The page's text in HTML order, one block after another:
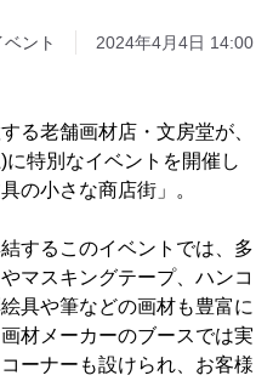
ベント 2024年4月4日 14:00
る老舗画材店・文房堂が、
特別なイベントを開催し
の小さな商店街」。
するこのイベントでは、多
マスキングテープ、ハンコ
具や筆などの画材も豊富に
材メーカーのブースでは実
ーナーも設けられ、お客様